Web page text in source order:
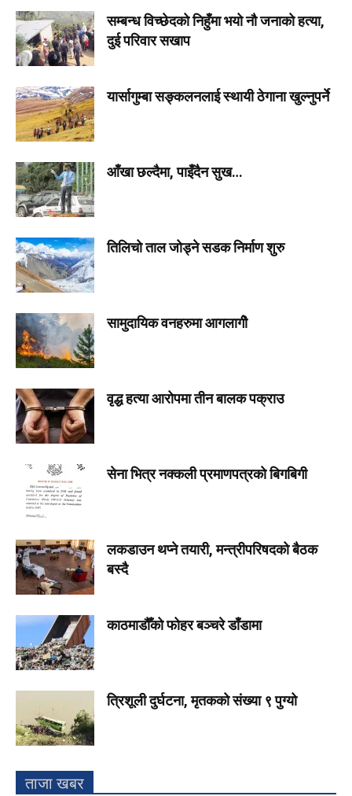
सम्बन्ध विच्छेदको निहुँमा भयो नौ जनाको हत्या,
दुई परिवार सखाप
यार्सागुम्बा सङ्कलनलाई स्थायी ठेगाना खुल्नुपर्ने
आँखा छल्दैमा, पाइँदैन सुख…
तिलिचो ताल जोड्ने सडक निर्माण शुरु
सामुदायिक वनहरुमा आगलागीे
वृद्ध हत्या आरोपमा तीन बालक पक्राउ
सेना भित्र नक्कली प्रमाणपत्रको बिगबिगी
लकडाउन थप्ने तयारी, मन्त्रीपरिषदको बैठक
बस्दै
काठमाडौँको फोहर बञ्चरे डाँडामा
त्रिशूली दुर्घटना, मृतकको संख्या ९ पुग्यो
ताजा खबर